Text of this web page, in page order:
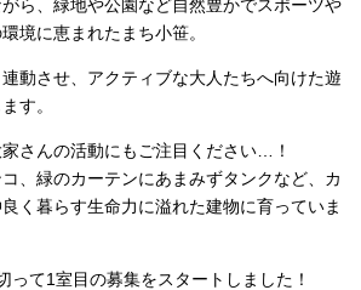
ら、緑地や公園など自然豊かでスポーツや
境に恵まれたまち小笹。
動させ、アクティブな大人たちへ向けた遊
す。
さんの活動にもご注目ください…！
、緑のカーテンにあまみずタンクなど、カ
く暮らす生命力に溢れた建物に育っていま
って1室目の募集をスタートしました！